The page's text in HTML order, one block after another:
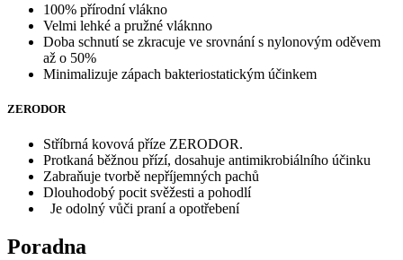
100% přírodní vlákno
Velmi lehké a pružné vláknno
Doba schnutí se zkracuje ve srovnání s nylonovým oděvem
až o 50%
Minimalizuje zápach bakteriostatickým účinkem
ZERODOR
Stříbrná kovová příze ZERODOR.
Protkaná běžnou přízí, dosahuje antimikrobiálního účinku
Zabraňuje tvorbě nepříjemných pachů
Dlouhodobý pocit svěžesti a pohodlí
Je odolný vůči praní a opotřebení
Poradna